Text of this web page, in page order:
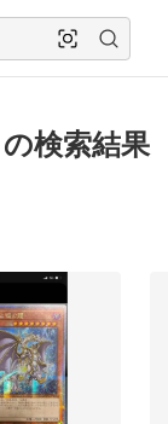
検索結果